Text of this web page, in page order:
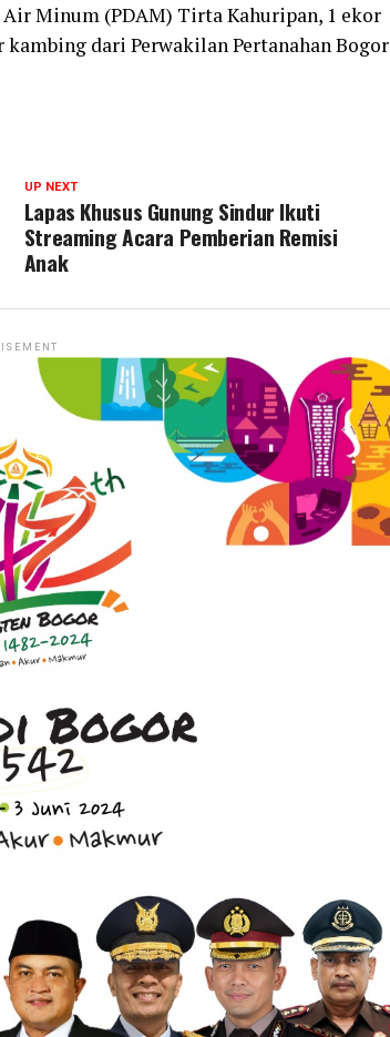
Minum (PDAM) Tirta Kahuripan, 1 ekor
dari Perwakilan Pertanahan Bogor
UP NEXT
Lapas Khusus Gunung Sindur Ikuti
Streaming Acara Pemberian Remisi
Anak